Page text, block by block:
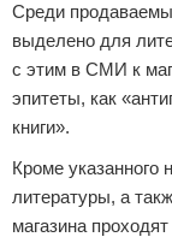
Среди
выделено для
с этим в СМИ к
эпитеты, как
книги».
Кроме указанного
литературы, а
магазина